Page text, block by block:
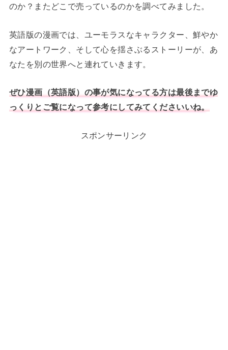
のか？またどこで売っているのかを調べてみました。
英語版の漫画では、ユーモラスなキャラクター、鮮やか
なアートワーク、そして心を揺さぶるストーリーが、あ
なたを別の世界へと連れていきます。
ぜひ漫画（英語版）の事が気になってる方は最後までゆ
っくりとご覧になって参考にしてみてくださいいね。
スポンサーリンク